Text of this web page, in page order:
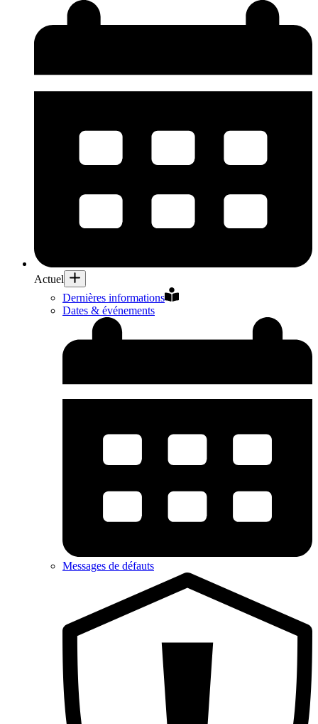
Actuel
Dernières informations
Dates & événements
Messages de défauts